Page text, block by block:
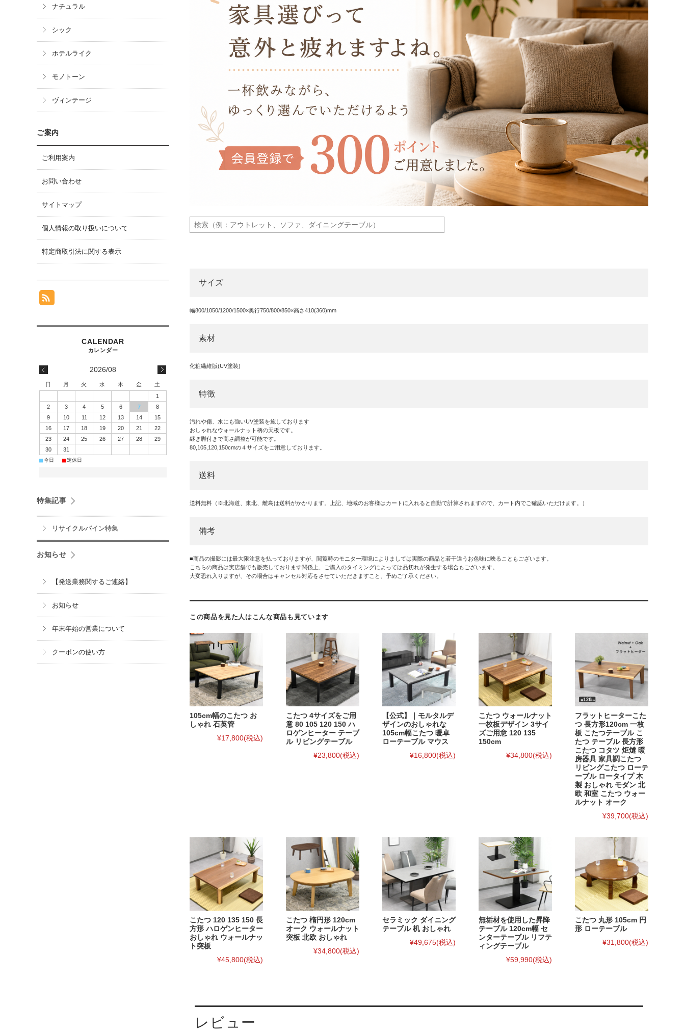
サイズ
幅800/1050/1200/1500×奥行750/800/850×高さ410(360)mm
素材
化粧繊維版(UV塗装)
特徴
汚れや傷、水にも強いUV塗装を施しております
おしゃれなウォールナット柄の天板です。
継ぎ脚付きで高さ調整が可能です。
80,105,120,150cmの４サイズをご用意しております。
送料
送料無料（※北海道、東北、離島は送料がかかります。上記、地域のお客様はカートに入れると自動で計算されますので、カート内でご確認いただけます。）
備考
■商品の撮影には最大限注意を払っておりますが、閲覧時のモニター環境によりましては実際の商品と若干違うお色味に映ることもございます。
こちらの商品は実店舗でも販売しております関係上、ご購入のタイミングによっては品切れが発生する場合もございます。
大変恐れ入りますが、その場合はキャンセル対応をさせていただきますこと、予めご了承ください。
この商品を見た人はこんな商品も見ています
105cm幅のこたつ お
しゃれ 石英管
¥17,800(税込)
こたつ 4サイズをご用
意 80 105 120 150 ハ
ロゲンヒーター テーブ
ル リビングテーブル
¥23,800(税込)
【公式】｜モルタルデ
ザインのおしゃれな
105cm幅こたつ 暖卓
ローテーブル マウス
¥16,800(税込)
こたつ ウォールナット
一枚板デザイン 3サイ
ズご用意 120 135
150cm
¥34,800(税込)
フラットヒーターこた
つ 長方形120cm 一枚
板 こたつテーブル こ
たつ テーブル 長方形
こたつ コタツ 炬燵 暖
房器具 家具調こたつ
リビングこたつ ローテ
ーブル ロータイプ 木
製 おしゃれ モダン 北
欧 和室 こたつ ウォー
ルナット オーク
¥39,700(税込)
こたつ 120 135 150 長
方形 ハロゲンヒーター
おしゃれ ウォールナッ
ト突板
¥45,800(税込)
こたつ 楕円形 120cm
オーク ウォールナット
突板 北欧 おしゃれ
¥34,800(税込)
セラミック ダイニング
テーブル 机 おしゃれ
¥49,675(税込)
無垢材を使用した昇降
テーブル 120cm幅 セ
ンターテーブル リフテ
ィングテーブル
¥59,990(税込)
こたつ 丸形 105cm 円
形 ローテーブル
¥31,800(税込)
レビュー
ナチュラル
シック
ホテルライク
モノトーン
ヴィンテージ
ご案内
ご利用案内
お問い合わせ
サイトマップ
個人情報の取り扱いについて
特定商取引法に関する表示
2026/08
日 月 火 水 木 金
土
1
2
3 4 5 6 7
8
9
10 11 12 13 14
15
16
17 18 19 20 21
22
23
24 25 26 27 28
29
30
31
■今日 ■定休日
特集記事
リサイクルパイン特集
お知らせ
【発送業務関するご連絡】
お知らせ
年末年始の営業について
クーポンの使い方